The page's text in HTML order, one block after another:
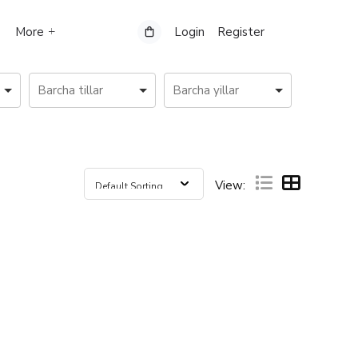
More Login Register
View: